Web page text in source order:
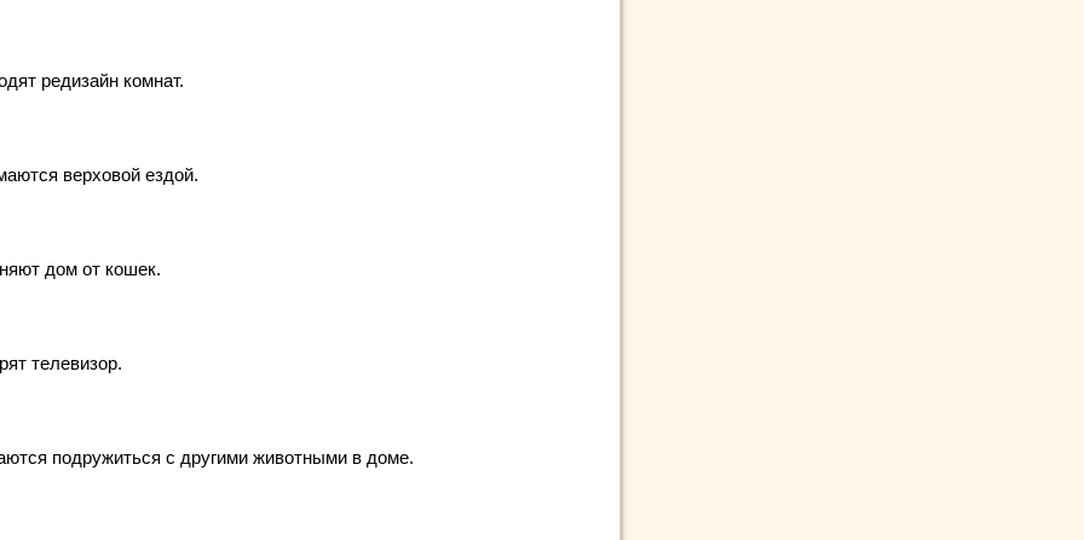
редизайн комнат.
верховой ездой.
дом от кошек.
телевизор.
подружиться с другими животными в доме.